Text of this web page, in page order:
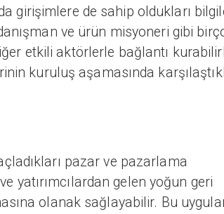
girişimlere de sahip oldukları
ve ürün misyoneri gibi
etkili aktörlerle bağlantı
kuruluş aşamasında
pazar ve pazarlama
yatırımcılardan gelen yoğun geri
olanak sağlayabilir. Bu